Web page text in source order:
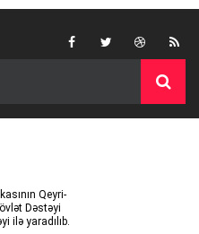
Qeyri-
Dəstəyi
ilə yaradılıb.